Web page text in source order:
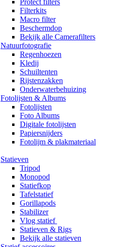
Protect filters
Filterkits
Macro filter
Beschermdop
Bekijk alle Camerafilters
Natuurfotografie
Regenhoezen
Kledij
Schuiltenten
Rijstenzakken
Onderwaterbehuizing
Fotolijsten & Albums
Fotolijsten
Foto Albums
Digitale fotolijsten
Papiersnijders
Fotolijm & plakmateriaal
Statieven
Tripod
Monopod
Statiefkop
Tafelstatief
Gorillapods
Stabilizer
Vlog statief
Statieven & Rigs
Bekijk alle statieven